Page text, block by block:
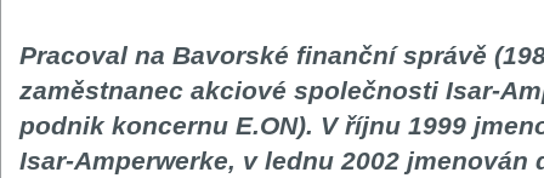
Pracoval na Bavorské finanční správě
zaměstnanec akciové společnosti Isar-
podnik koncernu E.ON). V říjnu 1999
Isar-Amperwerke, v lednu 2002